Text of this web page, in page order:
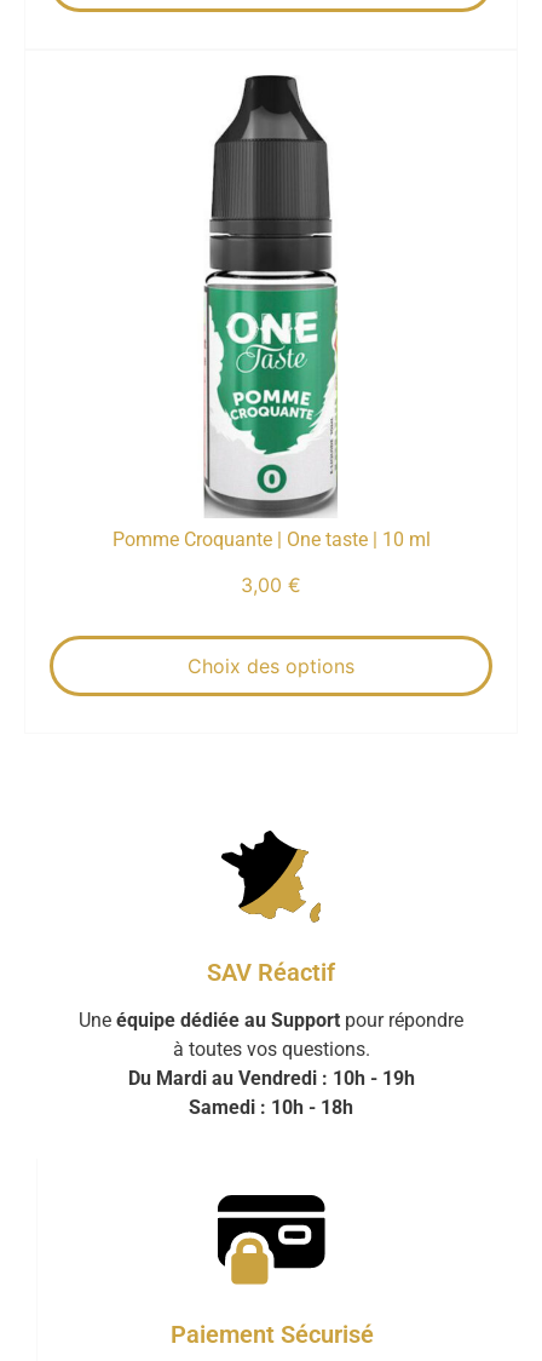
Pomme Croquante | One taste | 10 ml
3,00 €
Choix des options
SAV Réactif
Une équipe dédiée au Support pour répondre
à toutes vos questions.
Du Mardi au Vendredi : 10h - 19h
Samedi : 10h - 18h
Paiement Sécurisé